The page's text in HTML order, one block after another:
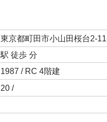
東京都町田市小山田桜台2-
駅 徒歩 分
1987 / RC 4階建
20 /